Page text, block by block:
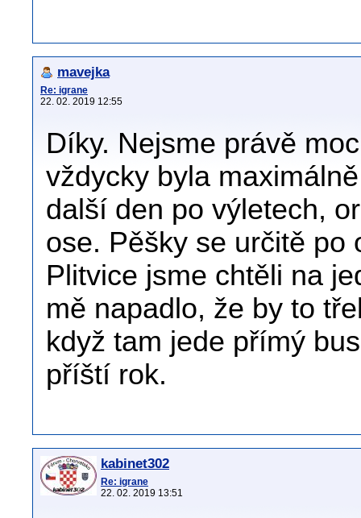
mavejka
Re: igrane
22. 02. 2019 12:55
Díky. Nejsme právě
vždycky byla
další den po výletech,
ose. Pěšky se určitě po
Plitvice jsme chtěli na
mě napadlo, že by to
když tam jede přímý
příští rok.
kabinet302
Re: igrane
22. 02. 2019 13:51